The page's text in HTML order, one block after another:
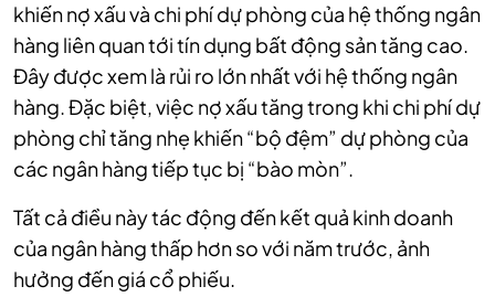
khiến nợ xấu và chi phí dự phòng của hệ thống ngân
hàng liên quan tới tín dụng bất động sản tăng cao.
Đây được xem là rủi ro lớn nhất với hệ thống ngân
hàng. Đặc biệt, việc nợ xấu tăng trong khi chi phí dự
phòng chỉ tăng nhẹ khiến “bộ đệm” dự phòng của
các ngân hàng tiếp tục bị “bào mòn”.
Tất cả điều này tác động đến kết quả kinh doanh
của ngân hàng thấp hơn so với năm trước, ảnh
hưởng đến giá cổ phiếu.